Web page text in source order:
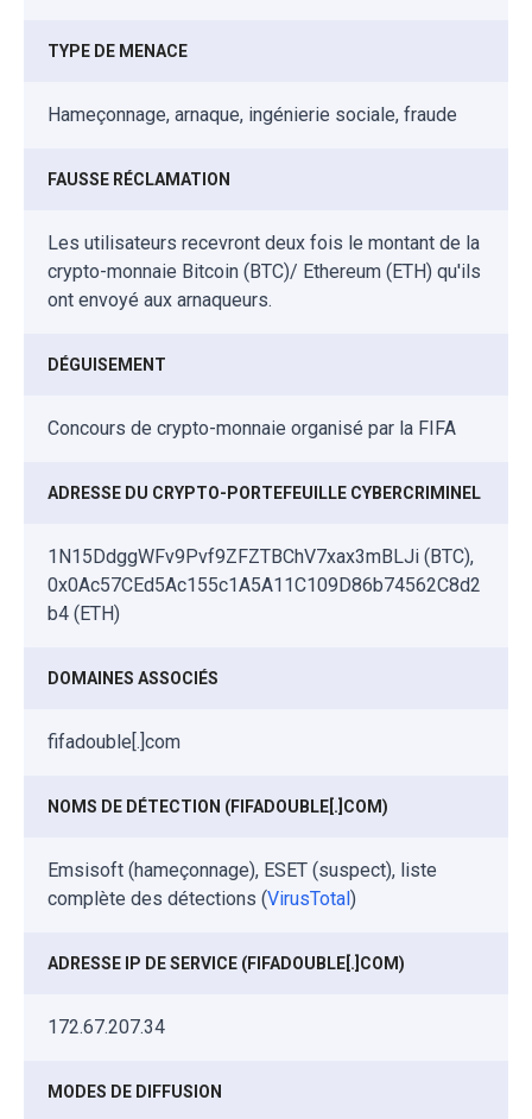
TYPE DE MENACE
Hameçonnage, arnaque, ingénierie sociale, fraude
FAUSSE RÉCLAMATION
Les utilisateurs recevront deux fois le montant de la
crypto-monnaie Bitcoin (BTC)/ Ethereum (ETH) qu'ils
ont envoyé aux arnaqueurs.
DÉGUISEMENT
Concours de crypto-monnaie organisé par la FIFA
ADRESSE DU CRYPTO-PORTEFEUILLE CYBERCRIMINEL
1N15DdggWFv9Pvf9ZFZTBChV7xax3mBLJi (BTC),
0x0Ac57CEd5Ac155c1A5A11C109D86b74562C8d2
b4 (ETH)
DOMAINES ASSOCIÉS
fifadouble[.]com
NOMS DE DÉTECTION (FIFADOUBLE[.]COM)
Emsisoft (hameçonnage), ESET (suspect), liste
complète des détections (VirusTotal )
ADRESSE IP DE SERVICE (FIFADOUBLE[.]COM)
172.67.207.34
MODES DE DIFFUSION